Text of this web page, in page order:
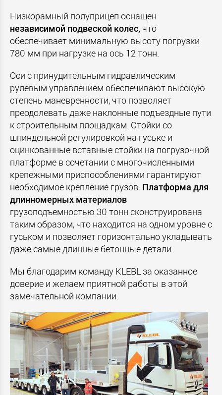
Низкорамный полуприцеп оснащен
независимой подвеской колес, что
обеспечивает минимальную высоту погрузки
780 мм при нагрузке на ось 12 тонн.
Оси с принудительным гидравлическим
рулевым управлением обеспечивают высокую
степень маневренности, что позволяет
преодолевать даже наклонные подъездные пути
к строительным площадкам. Стойки со
шпиндельной регулировкой на гуське и
оцинкованные вставные стойки на погрузочной
платформе в сочетании с многочисленными
крепежными приспособлениями гарантируют
необходимое крепление грузов. Платформа для
длинномерных материалов
грузоподъемностью 30 тонн сконструирована
таким образом, что находится на одном уровне с
гуськом и позволяет горизонтально укладывать
даже самые длинные бетонные детали.
Мы благодарим команду KLEBL за оказанное
доверие и желаем приятной работы в этой
замечательной компании.